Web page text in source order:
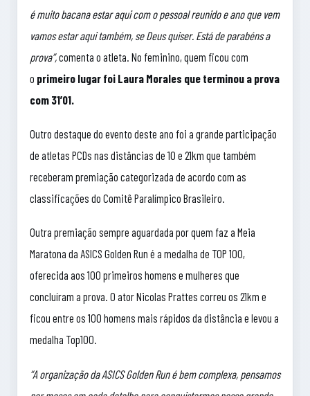
é muito bacana estar aqui com o pessoal reunido e ano que vem
vamos estar aqui também, se Deus quiser. Está de parabéns a
prova”,comenta o atleta. No feminino, quem ficou com
o primeiro lugar foi Laura Morales que terminou a prova
com 31’01.
Outro destaque do evento deste ano foi a grande participação
de atletas PCDs nas distâncias de 10 e 21km que também
receberam premiação categorizada de acordo com as
classificações do Comitê Paralímpico Brasileiro.
Outra premiação sempre aguardada por quem faz a Meia
Maratona da ASICS Golden Run é a medalha de TOP 100,
oferecida aos 100 primeiros homens e mulheres que
concluíram a prova. O ator Nicolas Prattes correu os 21km e
ficou entre os 100 homens mais rápidos da distância e levou a
medalha Top100.
“A organização da ASICS Golden Run é bem complexa, pensamos